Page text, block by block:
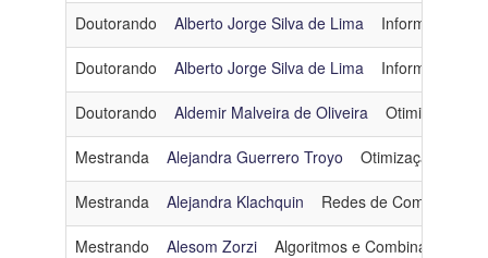
Doutorando Alberto Jorge Silva de Lima Informática e
Doutorando Alberto Jorge Silva de Lima Informática e
Doutorando Aldemir Malveira de Oliveira Otimização
Mestranda Alejandra Guerrero Troyo Otimização
Mestranda Alejandra Klachquin Redes de
Mestrando Alesom Zorzi Algoritmos e Combinatória